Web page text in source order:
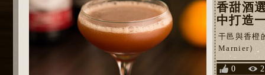
香甜酒
中打造
干邑與香橙
Marnier）
0